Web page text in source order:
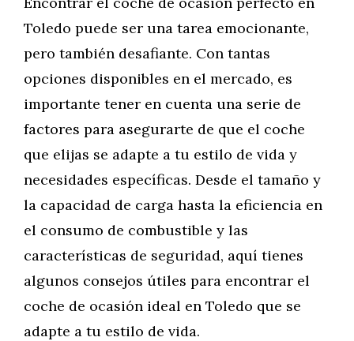
Toledo puede ser una tarea emocionante,
pero también desafiante. Con tantas
opciones disponibles en el mercado, es
importante tener en cuenta una serie de
factores para asegurarte de que el coche
que elijas se adapte a tu estilo de vida y
necesidades específicas. Desde el tamaño y
la capacidad de carga hasta la eficiencia en
el consumo de combustible y las
características de seguridad, aquí tienes
algunos consejos útiles para encontrar el
coche de ocasión ideal en Toledo que se
adapte a tu estilo de vida.